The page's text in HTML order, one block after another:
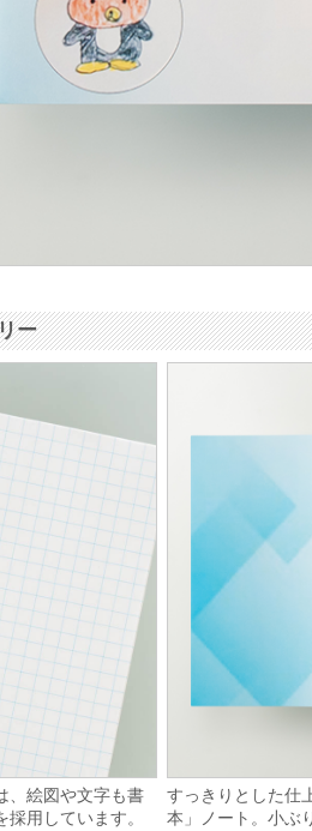
ー
、絵図や文字も書
用しています。
すっきりとした仕
本」ノート。小ぶ